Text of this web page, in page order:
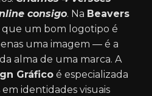
consigo. Na Beavers
que um bom logotipo é
uma imagem — é a
alma de uma marca. A
Gráfico é especializada
identidades visuais